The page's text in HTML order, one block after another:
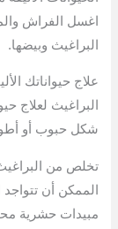
اغسل الفراش
البراغيث وبيضها.
علاج حيواناتك
البراغيث لعلاج
شكل حبوب أو
تخلص من
الممكن أن
مبيدات حشرية